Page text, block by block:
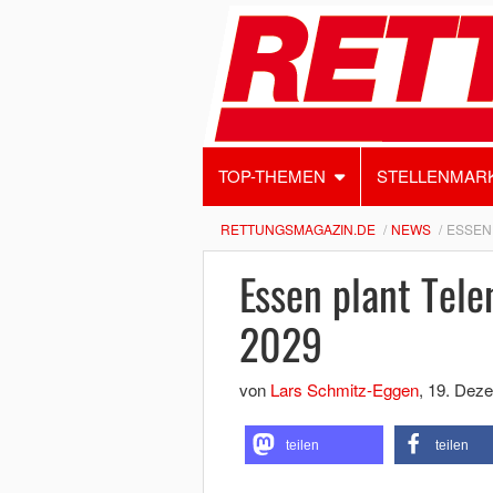
TOP-THEMEN
RETTUNGSMAGAZIN.DE NEWS
Essen plant
2029
von Lars Schmitz-Eggen, 19.
teilen teilen